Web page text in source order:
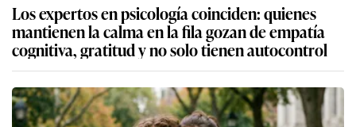
Los expertos en psicología coinciden: quienes
mantienen la calma en la fila gozan de empatía
cognitiva, gratitud y no solo tienen autocontrol